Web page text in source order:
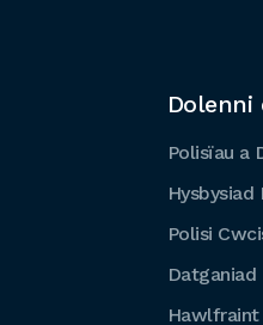
Polisïau a
Polisi
Datganiad